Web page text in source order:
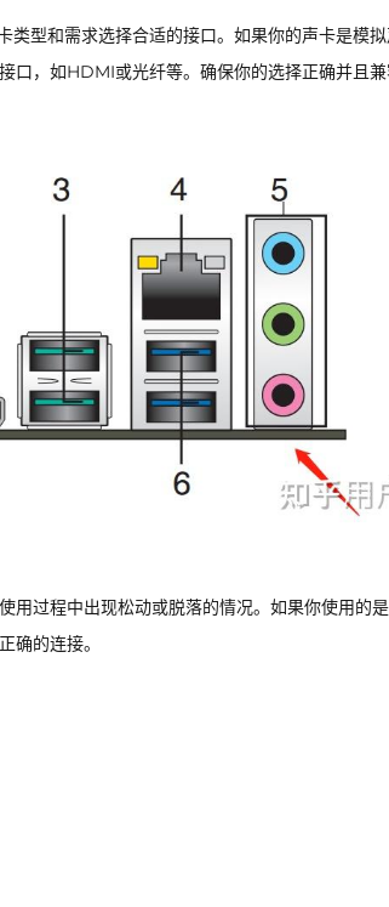
型和需求选择合适的接口。如果你的声卡是模
口，如HDMI或光纤等。确保你的选择正确并且
用过程中出现松动或脱落的情况。如果你使用的
确的连接。